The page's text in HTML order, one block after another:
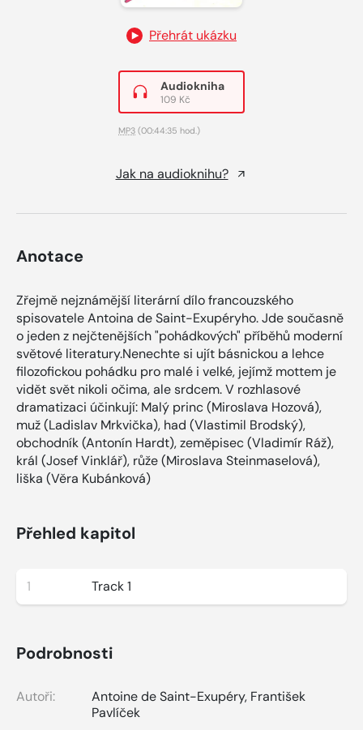
Přehrát ukázku
Audiokniha
109 Kč
MP3 (00:44:35 hod.)
Jak na audioknihu?
Anotace
Zřejmě nejznámější literární dílo francouzského
spisovatele Antoina de Saint-Exupéryho. Jde současně
o jeden z nejčtenějších "pohádkových" příběhů moderní
světové literatury.Nenechte si ujít básnickou a lehce
filozofickou pohádku pro malé i velké, jejímž mottem je
vidět svět nikoli očima, ale srdcem. V rozhlasové
dramatizaci účinkují: Malý princ (Miroslava Hozová),
muž (Ladislav Mrkvička), had (Vlastimil Brodský),
obchodník (Antonín Hardt), zeměpisec (Vladimír Ráž),
král (Josef Vinklář), růže (Miroslava Steinmaselová),
liška (Věra Kubánková)
Přehled kapitol
1 Track 1
Podrobnosti
Autoři: Antoine de Saint-Exupéry, František
Pavlíček